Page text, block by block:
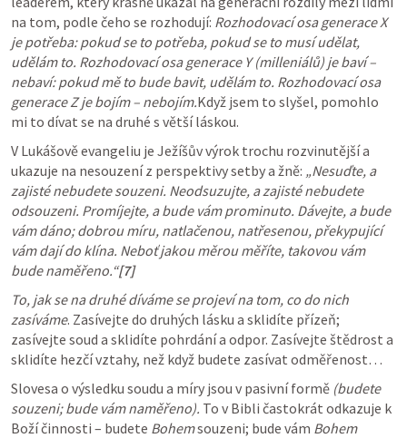
na tom, podle čeho se rozhodují: Rozhodovací osa generace X
je potřeba: pokud se to potřeba, pokud se to musí udělat,
udělám to. Rozhodovací osa generace Y (milleniálů) je baví –
nebaví: pokud mě to bude bavit, udělám to. Rozhodovací osa
generace Z je bojím – nebojím.Když jsem to slyšel, pomohlo
mi to dívat se na druhé s větší láskou.
V Lukášově evangeliu je Ježíšův výrok trochu rozvinutější a
ukazuje na nesouzení z perspektivy setby a žně: „Nesuďte, a
zajisté nebudete souzeni. Neodsuzujte, a zajisté nebudete
odsouzeni. Promíjejte, a bude vám prominuto. Dávejte, a bude
vám dáno; dobrou míru, natlačenou, natřesenou, překypující
vám dají do klína. Neboť jakou měrou měříte, takovou vám
bude naměřeno.“[7]
To, jak se na druhé díváme se projeví na tom, co do nich
zasíváme. Zasívejte do druhých lásku a sklidíte přízeň;
zasívejte soud a sklidíte pohrdání a odpor. Zasívejte štědrost a
sklidíte hezčí vztahy, než když budete zasívat odměřenost…
Slovesa o výsledku soudu a míry jsou v pasivní formě (budete
souzeni; bude vám naměřeno). To v Bibli častokrát odkazuje k
Boží činnosti – budete Bohem souzeni; bude vám Bohem